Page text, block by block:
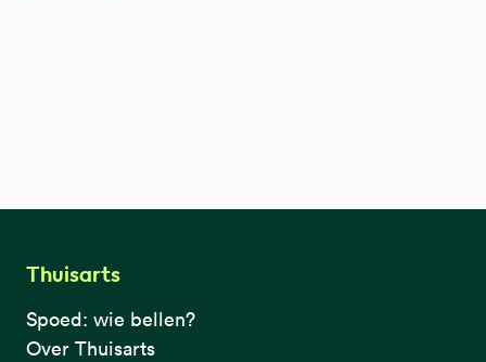
Thuisarts
Spoed: wie bellen?
Over Thuisarts